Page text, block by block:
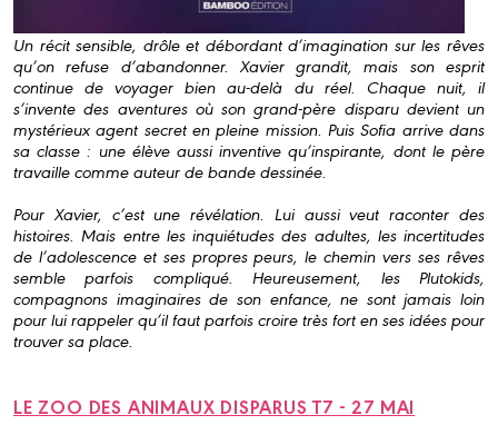
Un récit sensible, drôle et débordant d’imagination sur les rêves
qu’on refuse d’abandonner. Xavier grandit, mais son esprit
continue de voyager bien au-delà du réel. Chaque nuit, il
s’invente des aventures où son grand-père disparu devient un
mystérieux agent secret en pleine mission. Puis Sofia arrive dans
sa classe : une élève aussi inventive qu’inspirante, dont le père
travaille comme auteur de bande dessinée.
Pour Xavier, c’est une révélation. Lui aussi veut raconter des
histoires. Mais entre les inquiétudes des adultes, les incertitudes
de l’adolescence et ses propres peurs, le chemin vers ses rêves
semble parfois compliqué. Heureusement, les Plutokids,
compagnons imaginaires de son enfance, ne sont jamais loin
pour lui rappeler qu’il faut parfois croire très fort en ses idées pour
trouver sa place.
LE ZOO DES ANIMAUX DISPARUS T7 - 27 MAI